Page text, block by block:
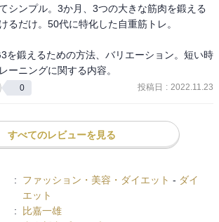
シンプル。3か月、3つの大きな筋肉を鍛える
るだけ。50代に特化した自重筋トレ。
を鍛えるための方法、バリエーション。短い時
ーニングに関する内容。
0 投稿日 : 2022.11.23
すべてのレビューを見る
: ファッション・美容・ダイエット - ダイ
エット
:
比嘉一雄